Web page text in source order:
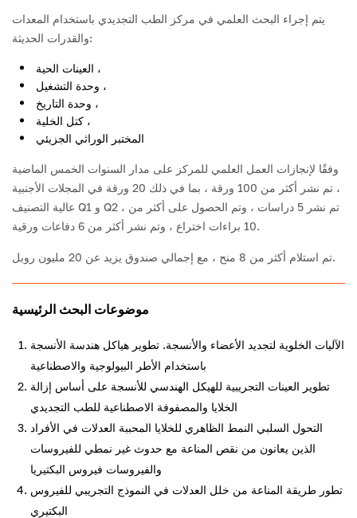
يتم إجراء البحث العلمي في مركز الطب التجديدي باستخدام المعدات
والقدرات الحديثة:
العينات الحية ،
وحدة التشغيل ،
وحدة التاريخ ،
كتل الخلية ،
المختبر الوراثي الجزيئي
وفقًا لإنجازات العمل العلمي للمركز على مدار السنوات الخمس الماضية
، تم نشر أكثر من 100 ورقة ، بما في ذلك 20 ورقة في المجلات الأجنبية
عالية التصنيف Q1 و Q2 ، تم نشر 5 دراسات ، وتم الحصول على أكثر من
10 براءات اختراع ، وتم نشر أكثر من 6 دفاعات ورقية.
تم استلام أكثر من 8 منح ، مع إجمالي صندوق يزيد عن 20 مليون روبل.
موضوعات البحث الرئيسية
الآليات الخلوية لتجديد الأعضاء والأنسجة. تطوير هياكل هندسة الأنسجة
باستخدام الأطر البيولوجية والاصطناعية
تطوير العينات التجريبية للهيكل الهندسي للأنسجة على أساس إزالة
الخلايا والمصفوفة الاصطناعية للطب التجديدي
التحول السلبي النمط الظاهري للخلايا المحببة العدلات في الأفراد
الذين يعانون من نقص المناعة مع حدوث غير نمطي للفيروسات
والفيروسات فيروس البكتيريا
تطور طريقة المناعة من خلل العدلات في النموذج التجريبي للفيروس
البكتيري